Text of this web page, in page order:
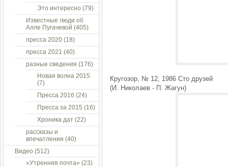
Кругозор, № 12, 1986 Сто друзей
(И. Николаев - П. Жагун)
Это интересно (79)
Известные люди об
Алле Пугачевой (405)
пресса 2020 (18)
пресса 2021 (40)
разные сведения (176)
Новая волна 2015
(7)
Пресса 2016 (24)
Пресса за 2015 (16)
Хроника дат (22)
рассказы и
впечатления (40)
Видео (512)
»Утренняя почта» (23)